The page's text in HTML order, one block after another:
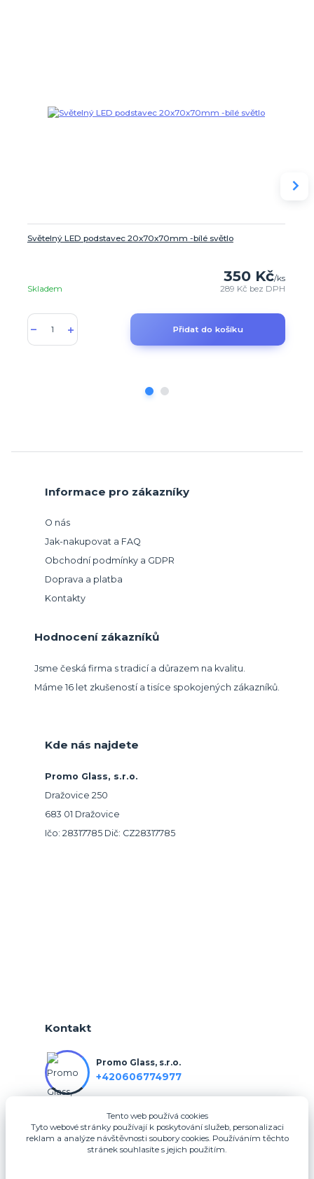
Světelný LED podstavec 20x70x70mm -bílé světlo
350 Kč/ks
289 Kč bez DPH
Skladem
Přidat do košíku
Informace pro zákazníky
O nás
Jak-nakupovat a FAQ
Obchodní podmínky a GDPR
Doprava a platba
Kontakty
Hodnocení zákazníků
Jsme česká firma s tradicí a důrazem na kvalitu.
Máme 16 let zkušeností a tisíce spokojených zákazníků.
Kde nás najdete
Promo Glass, s.r.o.
Dražovice 250
683 01 Dražovice
Ičo: 28317785 Dič: CZ28317785
Kontakt
Promo Glass, s.r.o.
+420606774977
info@3dfotodarky.cz
Tento web používá cookies
Tyto webové stránky používají k poskytování služeb, personalizaci
reklam a analýze návštěvnosti soubory cookies. Používáním těchto
stránek souhlasíte s jejich použitím.